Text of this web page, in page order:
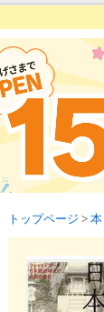
トップページ > 本